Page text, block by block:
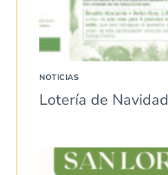
NOTICIAS
Lotería de Navidad